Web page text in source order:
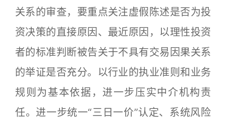
关系的审查，要重点关注虚假陈述是否为投
资决策的直接原因、最近原因，以理性投资
者的标准判断被告关于不具有交易因果关系
的举证是否充分。以行业的执业准则和业务
规则为基本依据，进一步压实中介机构责
任。进一步统一“三日一价”认定、系统风险